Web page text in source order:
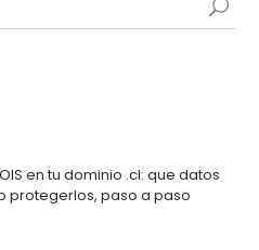
en tu dominio .cl: que datos
protegerlos, paso a paso